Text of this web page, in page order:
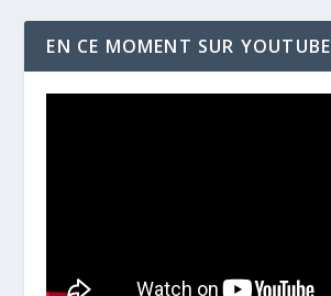
EN CE MOMENT SUR YOUTUBE